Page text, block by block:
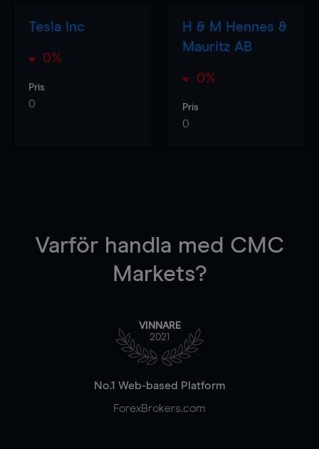
Tesla Inc
0%
Pris
0
H & M Hennes &
Mauritz AB
0%
Pris
0
Varför handla med CMC
Markets?
VINNARE
2021
No.1 Web-based Platform
ForexBrokers.com